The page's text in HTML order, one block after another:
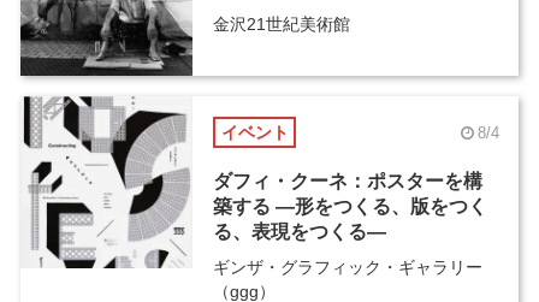
金沢21世紀美術館
イベント 8/4
ダフィ・クーネ：ポスターを構
築する ―形をつくる、版をつく
る、表現をつくる―
ギンザ・グラフィック・ギャラリー
（ggg）